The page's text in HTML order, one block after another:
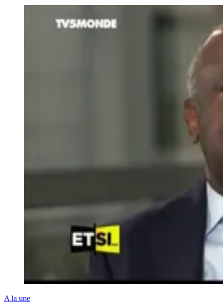
A la une